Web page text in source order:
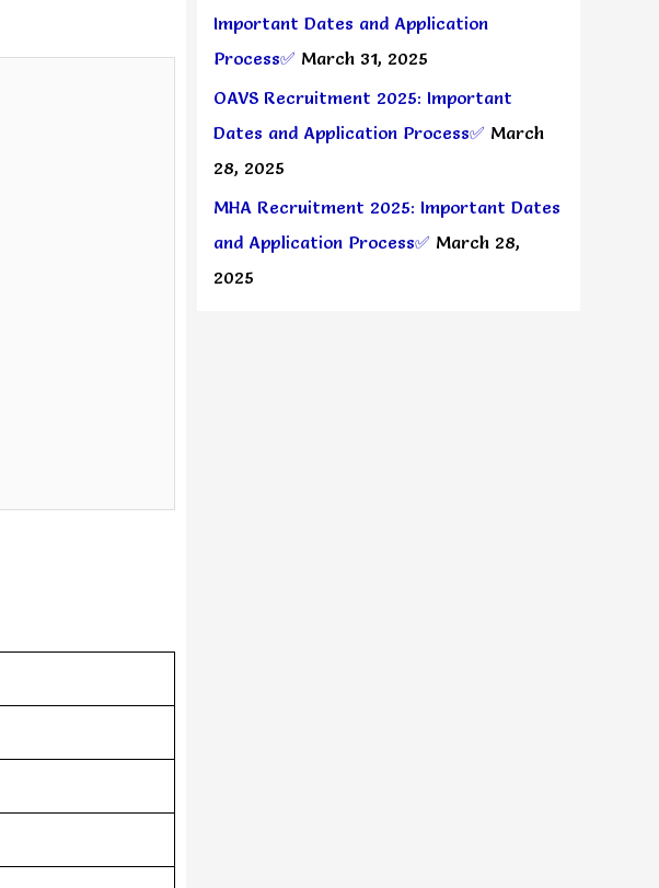
Important Dates and Application
Process✅ March 31, 2025
OAVS Recruitment 2025: Important
Dates and Application Process✅ March
28, 2025
MHA Recruitment 2025: Important Dates
and Application Process✅ March 28,
2025